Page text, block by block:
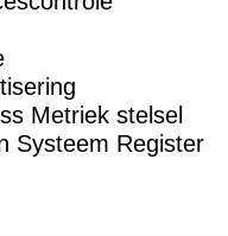
Metriek stelsel
Systeem Register